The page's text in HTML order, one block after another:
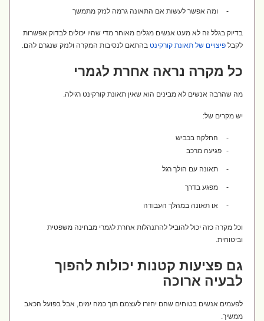
ומה אפשר לעשות אם התאונה גרמה לנזק מתמשך
בדיוק בגלל זה לא מעט אנשים מגלים מאוחר מדי שהיו יכולים לבדוק אפשרות
לקבלפיצויים של תאונת קורקינטבהתאם לנסיבות המקרה ולנזק שנגרם להם.
כל מקרה נראה אחרת לגמרי
מה שהרבה אנשים לא מבינים הוא שאין תאונת קורקינט רגילה.
יש מקרים של:
החלקה בכביש
פגיעה מרכב
תאונה עם הולך רגל
מפגע בדרך
או תאונה במהלך העבודה
וכל מקרה כזה יכול להוביל להתנהלות אחרת לגמרי מבחינה משפטית
וביטוחית.
גם פציעות קטנות יכולות להפוך
לבעיה ארוכה
לפעמים אנשים בטוחים שהם יחזרו לעצמם תוך כמה ימים, אבל בפועל הכאב
ממשיך.